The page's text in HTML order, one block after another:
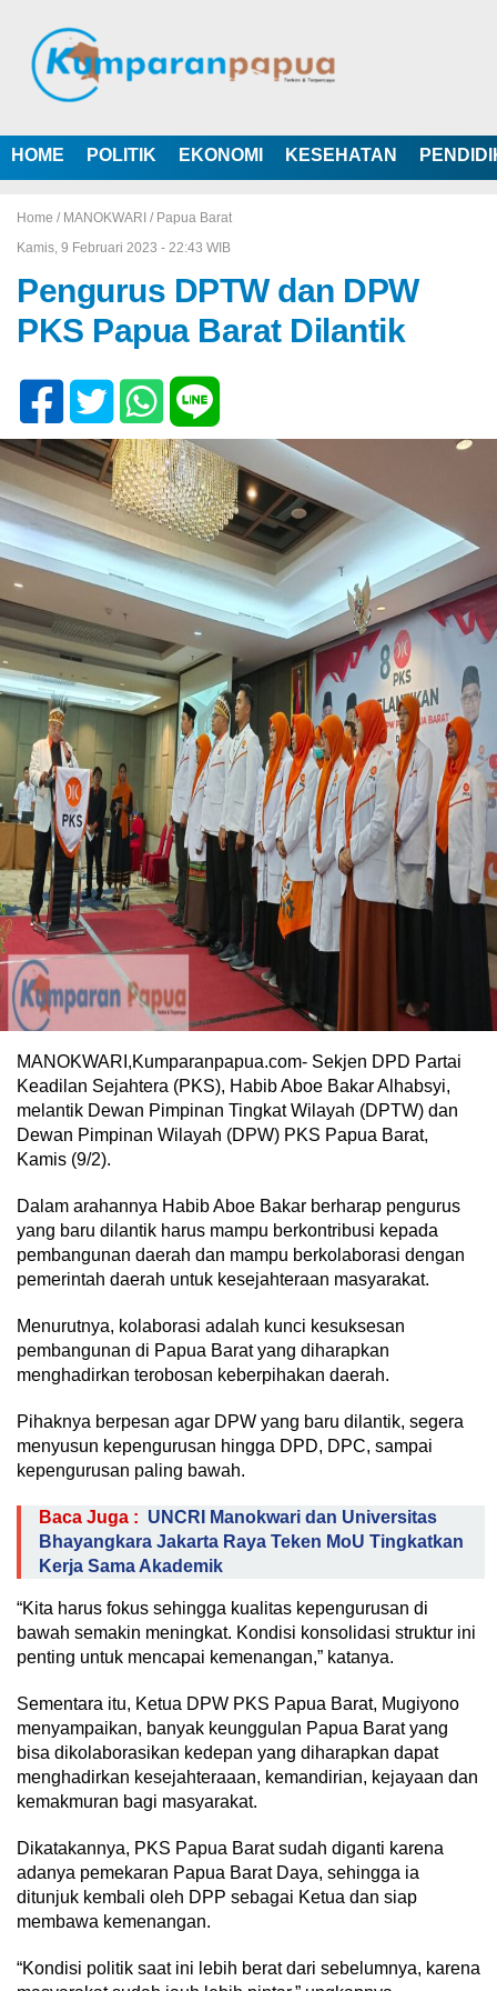
HOME POLITIK EKONOMI KESEHATAN
Home / MANOKWARI / Papua Barat
Kamis, 9 Februari 2023 - 22:43 WIB
Pengurus DPTW dan DPW
PKS Papua Barat Dilantik
MANOKWARI,Kumparanpapua.com- Sekjen DPD Partai
Keadilan Sejahtera (PKS), Habib Aboe Bakar Alhabsyi,
melantik Dewan Pimpinan Tingkat Wilayah (DPTW) dan
Dewan Pimpinan Wilayah (DPW) PKS Papua Barat,
Kamis (9/2).
Dalam arahannya Habib Aboe Bakar berharap pengurus
yang baru dilantik harus mampu berkontribusi kepada
pembangunan daerah dan mampu berkolaborasi dengan
pemerintah daerah untuk kesejahteraan masyarakat.
Menurutnya, kolaborasi adalah kunci kesuksesan
pembangunan di Papua Barat yang diharapkan
menghadirkan terobosan keberpihakan daerah.
Pihaknya berpesan agar DPW yang baru dilantik, segera
menyusun kepengurusan hingga DPD, DPC, sampai
kepengurusan paling bawah.
Baca Juga : UNCRI Manokwari dan Universitas
Bhayangkara Jakarta Raya Teken MoU Tingkatkan
Kerja Sama Akademik
“Kita harus fokus sehingga kualitas kepengurusan di
bawah semakin meningkat. Kondisi konsolidasi struktur ini
penting untuk mencapai kemenangan,” katanya.
Sementara itu, Ketua DPW PKS Papua Barat, Mugiyono
menyampaikan, banyak keunggulan Papua Barat yang
bisa dikolaborasikan kedepan yang diharapkan dapat
menghadirkan kesejahteraaan, kemandirian, kejayaan dan
kemakmuran bagi masyarakat.
Dikatakannya, PKS Papua Barat sudah diganti karena
adanya pemekaran Papua Barat Daya, sehingga ia
ditunjuk kembali oleh DPP sebagai Ketua dan siap
membawa kemenangan.
“Kondisi politik saat ini lebih berat dari sebelumnya, karena